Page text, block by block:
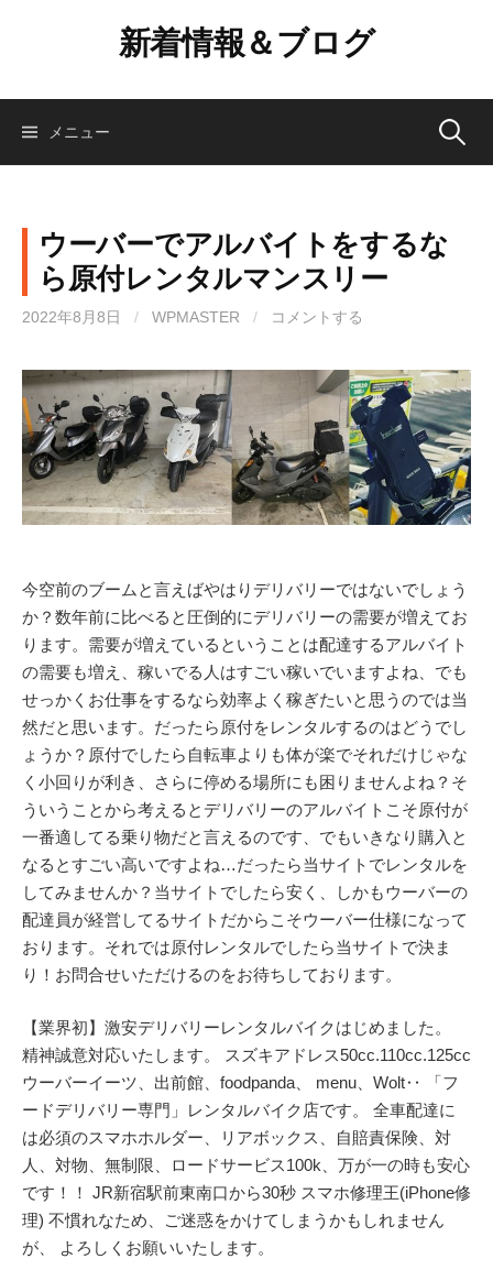
ン
新着情報＆ブログ
メニュー 検
ウーバーでアルバイトをするな
ら原付レンタルマンスリー
2022年8月8日 / WPMASTER / コメントする
今空前のブームと言えばやはりデリバリーではないでしょう
か？数年前に比べると圧倒的にデリバリーの需要が増えてお
ります。需要が増えているということは配達するアルバイト
の需要も増え、稼いでる人はすごい稼いでいますよね、でも
せっかくお仕事をするなら効率よく稼ぎたいと思うのでは当
然だと思います。だったら原付をレンタルするのはどうでし
ょうか？原付でしたら自転車よりも体が楽でそれだけじゃな
く小回りが利き、さらに停める場所にも困りませんよね？そ
ういうことから考えるとデリバリーのアルバイトこそ原付が
一番適してる乗り物だと言えるのです、でもいきなり購入と
なるとすごい高いですよね…だったら当サイトでレンタルを
してみませんか？当サイトでしたら安く、しかもウーバーの
配達員が経営してるサイトだからこそウーバー仕様になって
おります。それでは原付レンタルでしたら当サイトで決ま
り！お問合せいただけるのをお待ちしております。
【業界初】激安デリバリーレンタルバイクはじめました。
精神誠意対応いたします。 スズキアドレス50cc.110cc.125cc
ウーバーイーツ、出前館、foodpanda、 menu、Wolt‥ 「フ
ードデリバリー専門」レンタルバイク店です。 全車配達に
は必須のスマホホルダー、リアボックス、自賠責保険、対
人、対物、無制限、ロードサービス100k、万が一の時も安心
です！！ JR新宿駅前東南口から30秒 スマホ修理王(iPhone修
理) 不慣れなため、ご迷惑をかけてしまうかもしれません
が、 よろしくお願いいたします。